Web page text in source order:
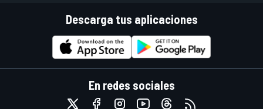
Descarga tus aplicaciones
En redes sociales